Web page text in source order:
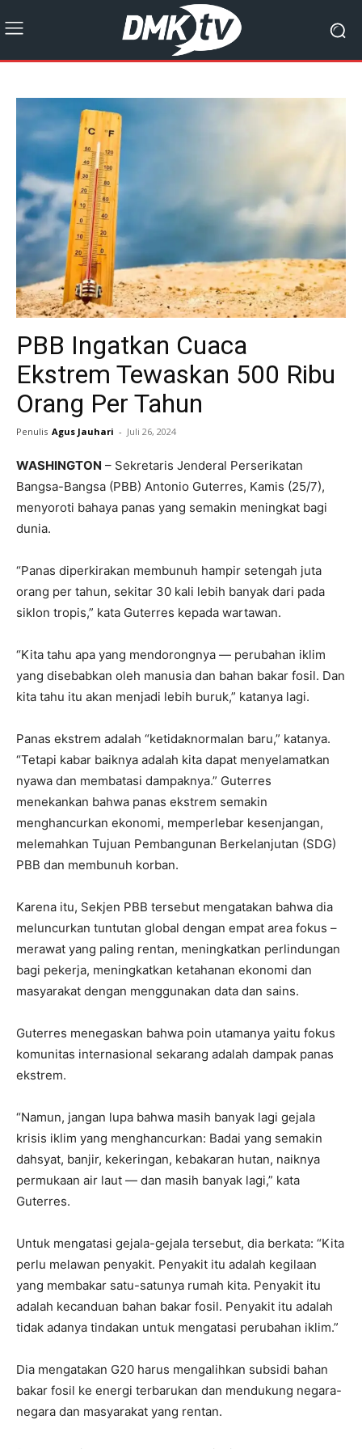
PBB Ingatkan Cuaca
Ekstrem Tewaskan 500 Ribu
Orang Per Tahun
Penulis Agus Jauhari - Juli 26, 2024
WASHINGTON – Sekretaris Jenderal Perserikatan
Bangsa-Bangsa (PBB) Antonio Guterres, Kamis (25/7),
menyoroti bahaya panas yang semakin meningkat bagi
dunia.
“Panas diperkirakan membunuh hampir setengah juta
orang per tahun, sekitar 30 kali lebih banyak dari pada
siklon tropis,” kata Guterres kepada wartawan.
“Kita tahu apa yang mendorongnya — perubahan iklim
yang disebabkan oleh manusia dan bahan bakar fosil. Dan
kita tahu itu akan menjadi lebih buruk,” katanya lagi.
Panas ekstrem adalah “ketidaknormalan baru,” katanya.
“Tetapi kabar baiknya adalah kita dapat menyelamatkan
nyawa dan membatasi dampaknya.” Guterres
menekankan bahwa panas ekstrem semakin
menghancurkan ekonomi, memperlebar kesenjangan,
melemahkan Tujuan Pembangunan Berkelanjutan (SDG)
PBB dan membunuh korban.
Karena itu, Sekjen PBB tersebut mengatakan bahwa dia
meluncurkan tuntutan global dengan empat area fokus –
merawat yang paling rentan, meningkatkan perlindungan
bagi pekerja, meningkatkan ketahanan ekonomi dan
masyarakat dengan menggunakan data dan sains.
Guterres menegaskan bahwa poin utamanya yaitu fokus
komunitas internasional sekarang adalah dampak panas
ekstrem.
“Namun, jangan lupa bahwa masih banyak lagi gejala
krisis iklim yang menghancurkan: Badai yang semakin
dahsyat, banjir, kekeringan, kebakaran hutan, naiknya
permukaan air laut — dan masih banyak lagi,” kata
Guterres.
Untuk mengatasi gejala-gejala tersebut, dia berkata: “Kita
perlu melawan penyakit. Penyakit itu adalah kegilaan
yang membakar satu-satunya rumah kita. Penyakit itu
adalah kecanduan bahan bakar fosil. Penyakit itu adalah
tidak adanya tindakan untuk mengatasi perubahan iklim.”
Dia mengatakan G20 harus mengalihkan subsidi bahan
bakar fosil ke energi terbarukan dan mendukung negara-
negara dan masyarakat yang rentan.